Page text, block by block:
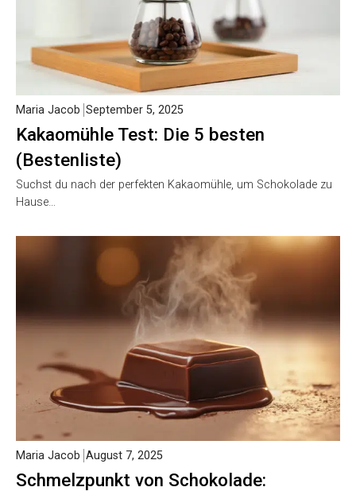
Kakaomühle Test: Die 5 besten
(Bestenliste)
Maria Jacob September 5, 2025
Suchst du nach der perfekten Kakaomühle, um Schokolade zu
Hause…
Schmelzpunkt von Schokolade:
Maria Jacob August 7, 2025